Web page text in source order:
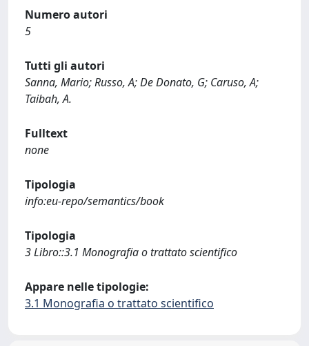
Numero autori
5
Tutti gli autori
Sanna, Mario; Russo, A; De Donato, G; Caruso, A;
Taibah, A.
Fulltext
none
Tipologia
info:eu-repo/semantics/book
Tipologia
3 Libro::3.1 Monografia o trattato scientifico
Appare nelle tipologie:
3.1 Monografia o trattato scientifico